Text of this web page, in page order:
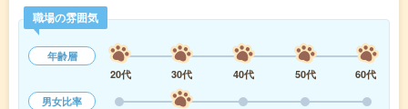
職場の雰囲気
年齢層
20代
30代 40代 50代
60代
男女比率